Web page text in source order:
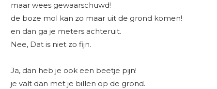
maar wees gewaarschuwd!
de boze mol kan zo maar uit de grond komen!
en dan ga je meters achteruit.
Nee, Dat is niet zo fijn.
Ja, dan heb je ook een beetje pijn!
je valt dan met je billen op de grond.